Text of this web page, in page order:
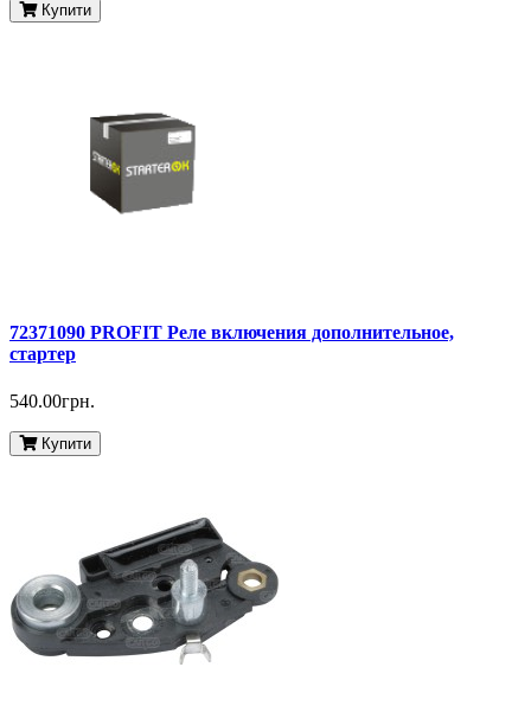
Купити
72371090 PROFIT Реле включения дополнительное,
стартер
540.00грн.
Купити